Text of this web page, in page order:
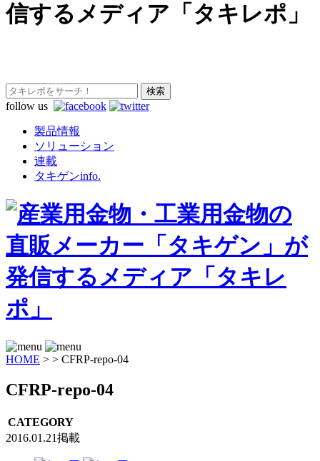
信するメディア「タキレポ」
follow us
製品情報
ソリューション
連載
タキゲンinfo.
HOME > > CFRP-repo-04
CFRP-repo-04
CATEGORY
2016.01.21掲載